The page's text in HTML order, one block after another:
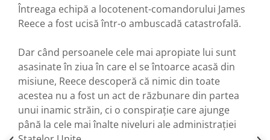
Întreaga echipă a locotenent-comandorului James
Reece a fost ucisă într-o ambuscadă catastrofală.
Dar când persoanele cele mai apropiate lui sunt
asasinate în ziua în care el se întoarce acasă din
misiune, Reece descoperă că nimic din toate
acestea nu a fost un act de răzbunare din partea
unui inamic străin, ci o conspirație care ajunge
până la cele mai înalte niveluri ale administrației